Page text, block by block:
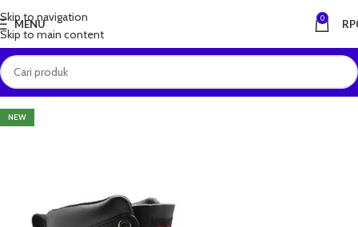
Skip to navigation
Skip to main content
MENU 0 RP
NEW